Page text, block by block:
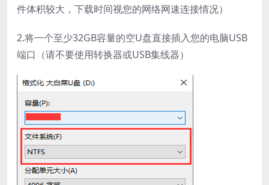
件体积较大，下载时间视您的网络网速连接情况）
2.将一个至少32GB容量的空U盘直接插入您的电脑USB
端口（请不要使用转换器或USB集线器）